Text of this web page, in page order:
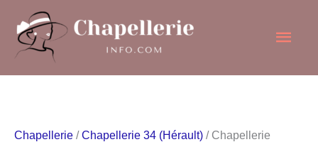
contenu
Chapellerie /Chapellerie 34 (Hérault) / Chapellerie